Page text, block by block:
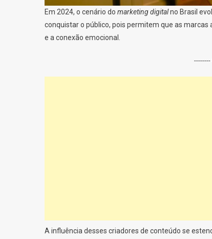
Em 2024, o cenário do marketing digitalno Brasil
conquistar o público, pois permitem que as
e a conexão emocional.
A influência desses criadores de conteúdo se